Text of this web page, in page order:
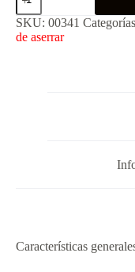
SKU: 00341
de aserrar
Características